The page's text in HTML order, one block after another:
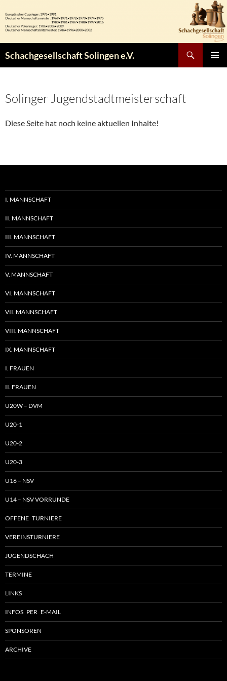
Inhalt
springen
Schachgesellschaft Solingen e.V.
Solinger Jugendstadtmeisterschaft
Diese Seite hat noch keine aktuellen Inhalte!
I. MANNSCHAFT
II. MANNSCHAFT
III. MANNSCHAFT
IV. MANNSCHAFT
V. MANNSCHAFT
VI. MANNSCHAFT
VII. MANNSCHAFT
VIII. MANNSCHAFT
IX. MANNSCHAFT
I. FRAUEN
II. FRAUEN
U20W – DVM
U20-1
U20-2
U20-3
U16 – NSV
U14 – NSV VORRUNDE
OFFENE TURNIERE
VEREINSTURNIERE
JUGENDSCHACH
TERMINE
LINKS
INFOS PER E-MAIL
SPONSOREN
ARCHIVE